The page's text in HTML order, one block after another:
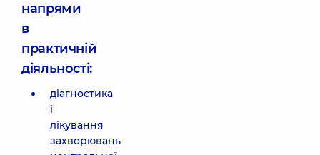
напрями
в
практичній
діяльності:
діагностика
і
лікування
захворювань